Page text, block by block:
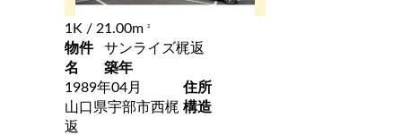
1K / 21.00m 2
物件
名
サンライズ梶返
築年
1989年04月
住所
山口県宇部市西梶
返
構造